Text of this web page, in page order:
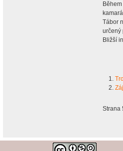
Tábor
určený
Bližší
Strana